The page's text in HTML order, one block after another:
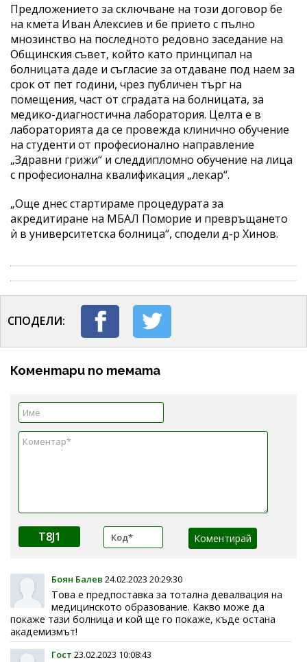
Предложението за сключване на този договор бе
на кмета Иван Алексиев и бе прието с пълно
мнозинство на последното редовно заседание на
Общинския съвет, който като принципал на
болницата даде и съгласие за отдаване под наем за
срок от пет години, чрез публичен търг на
помещения, част от сградата на болницата, за
медико-диагностична лаборатория. Целта е в
лабораторията да се провежда клинично обучение
на студенти от професионално направление
„Здравни грижи“ и следдипломно обучение на лица
с професионална квалификация „лекар“.
„Още днес стартираме процедурата за
акредитиране на МБАЛ Поморие и превръщането
ѝ в университетска болница“, сподели д-р Хинов.
СПОДЕЛИ:
Коментари по темата
T8J1
Боян Балев 24.02.2023 20:29:30
Това е предпоставка за тотална девалвация на
медицинското образование. Какво може да
покаже тази болница и кой ще го покаже, къде остана
академизмът!
Гост 23.02.2023 10:08:43